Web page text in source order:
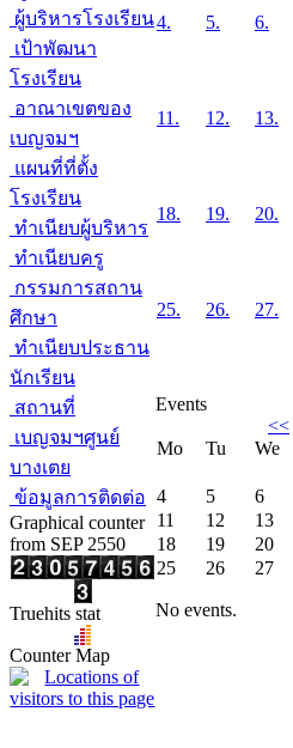
ผู้บริหารโรงเรียน
เป้าพัฒนา
โรงเรียน
อาณาเขตของ
เบญจมฯ
แผนที่ที่ตั้ง
โรงเรียน
ทำเนียบผู้บริหาร
ทำเนียบครู
กรรมการสถาน
ศึกษา
ทำเนียบประธาน
นักเรียน
สถานที่
เบญจมฯศูนย์
บางเตย
ข้อมูลการติดต่อ
Graphical counter
from SEP 2550
Truehits stat
Counter Map
4. 5. 6.
11. 12. 13.
18. 19. 20.
25. 26. 27.
Events
<<
Mo
Tu We
4
5 6
11
12 13
18
19 20
25
26 27
No events.